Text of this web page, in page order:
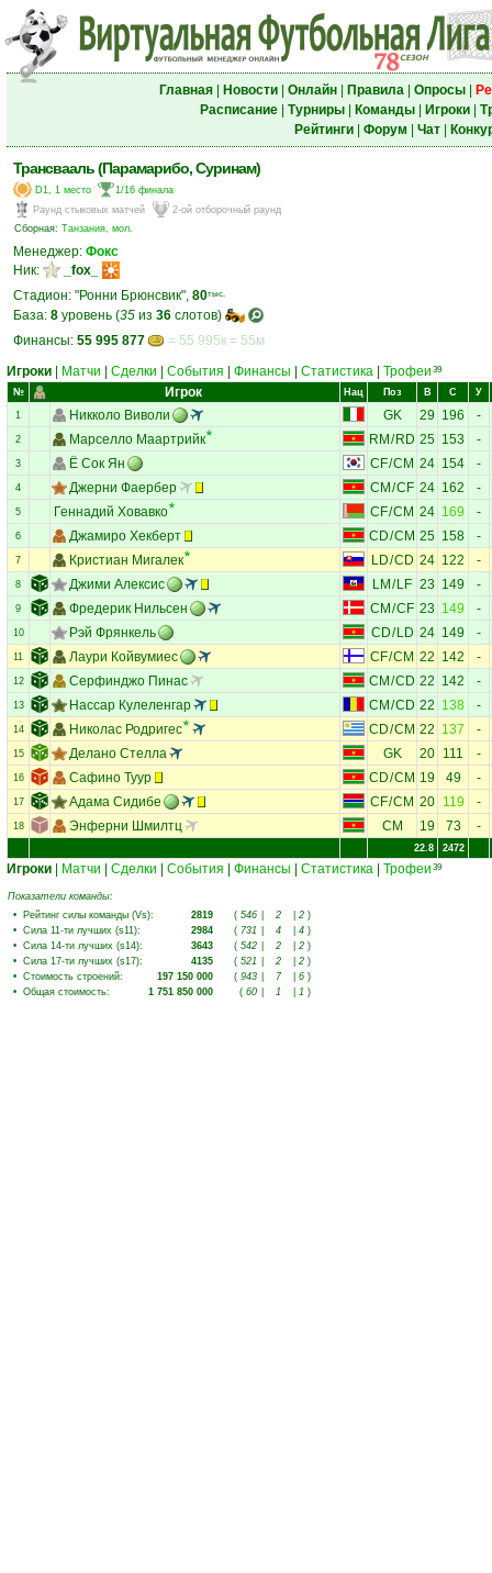
Главная| Новости| Онлайн| Правила| Опросы|
Расписание| Турниры| Команды| Игроки|
Рейтинги| Форум Чат|
Трансвааль (Парамарибо, Суринам)
D1, 1 место
1/16 финала
Раунд стыковых матчей
2-ой отборочный раунд
Сборная: Танзания, мол.
Менеджер: Фокс
Ник:
_fox_
Стадион: "Ронни Брюнсвик", 80тыс.
База: 8 уровень (35 из 36 слотов)
Финансы: 55 995 877
= 55 995к = 55м
Игроки
Матчи Сделки События Финансы Статистика Трофеи 39
№ Игрок Нац Поз В С У
1 Никколо Виволи GK 29 196 -
2 Марселло Маартрийк RM / RD 25 153 -
3 Ё Сок Ян CF/CM 24 154 -
4 Джерни Фаербер CM /CF 24 162 -
5 Геннадий Ховавко CF/CM 24 169 -
6 Джамиро Хекберт CD/CM 25 158 -
7 Кристиан Мигалек LD/CD 24 122 -
8 Джими Алексис LM / LF 23 149 -
9 Фредерик Нильсен CM /CF 23 149 -
10 Рэй Фрянкель CD/LD 24 149 -
11 Лаури Койвумиес CF/CM 22 142 -
12 Серфинджо Пинас CM /CD 22 142 -
13 Нассар Кулеленгар CM /CD 22 138 -
14 Николас Родригес CD/CM 22 137 -
15 Делано Стелла GK 20 111 -
16 Сафино Туур CD/CM 19 49 -
17 Адама Сидибе CF/CM 20 119 -
18 Энферни Шмилтц CM 19 73 -
22.8 2472
Игроки Матчи Сделки События Финансы Статистика Трофеи 39
Показатели команды:
• Рейтинг силы команды (Vs): 2819 ( 546 2 2 )
• Сила 11-ти лучших (s11): 2984 ( 731 4 4 )
• Сила 14-ти лучших (s14): 3643 ( 542 2 2 )
• Сила 17-ти лучших (s17): 4135 ( 521 2 2 )
• Стоимость строений: 197 150 000 ( 943 7 6 )
• Общая стоимость: 1 751 850 000 ( 60 1 1 )